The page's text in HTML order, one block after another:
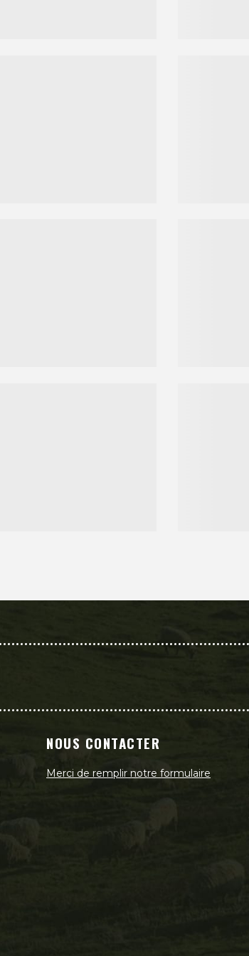
NOUS CONTACTER
Merci de remplir notre formulaire